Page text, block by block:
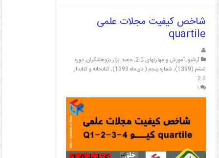
شاخص کیفیت مجلات علمی
quartile
آرشیو,آموزش و مهارتهای 2.0 ,جعبه ابزار پژوهشگران,دوره
ششم (1399)
, شماره پنجم ( دی‌ماه 1399) ,کتابخانه و کتابدار
2.0
۱